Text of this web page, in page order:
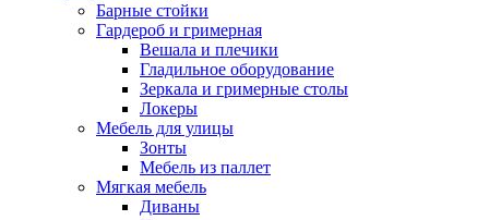
Барные стойки
Гардероб и гримерная
Вешала и плечики
Гладильное оборудование
Зеркала и гримерные столы
Локеры
Мебель для улицы
Зонты
Мебель из паллет
Мягкая мебель
Диваны